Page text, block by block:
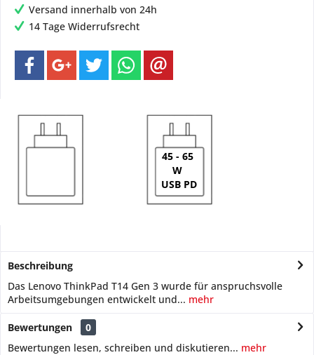
Versand innerhalb von 24h
14 Tage Widerrufsrecht
45 - 65
W
USB PD
Beschreibung
Das Lenovo ThinkPad T14 Gen 3 wurde für anspruchsvolle
Arbeitsumgebungen entwickelt und... mehr
Bewertungen
0
Bewertungen lesen, schreiben und diskutieren... mehr